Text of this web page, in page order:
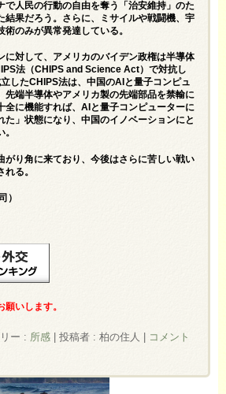
で人民の行動の自由を奪う「治安維持」のた
結果だろう。さらに、ミサイルや戦闘機、宇
のみが異常発達している。
に対して、アメリカのバイデン政権は半導体
法（CHIPS and Science Act）で対抗し
したCHIPS法は、中国のAIと量子コンピュ
先端半導体やアメリカ製の先端部品を禁輸に
全に機能すれば、AIと量子コンピューターに
た」状態になり、中国のイノベーションにと
がり角に来ており、今後はさらに苦しい戦い
れる。
）
願いします。
ー : 所感 投稿者 : 柏の住人
コメント